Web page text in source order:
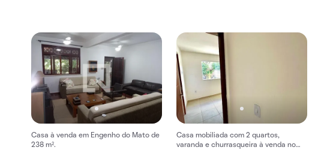
Casa à venda em Engenho do Mato de
238 m².
Casa mobiliada com 2 quartos,
varanda e churrasqueira à venda no